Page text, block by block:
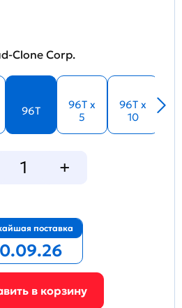
Clone Corp.
96T
96T x
5
96T x
10
поставка